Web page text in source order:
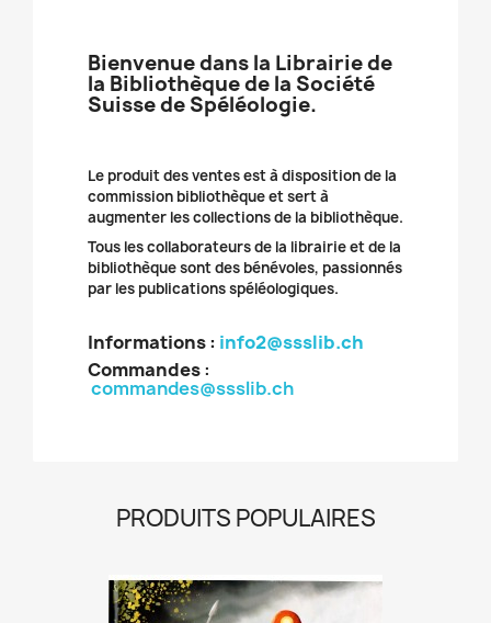
Bienvenue dans la Librairie de
la Bibliothèque de la Société
Suisse de Spéléologie.
Le produit des ventes est à disposition de la
commission bibliothèque et sert à
augmenter les collections de la bibliothèque.
Tous les collaborateurs de la librairie et de la
bibliothèque sont des bénévoles, passionnés
par les publications spéléologiques.
Informations : info2@ssslib.ch
Commandes:
commandes@ssslib.ch
PRODUITS POPULAIRES